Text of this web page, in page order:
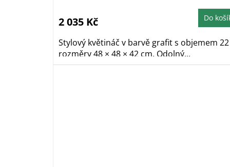
2 035 Kč Do
Stylový květináč v barvě grafit s objemem
rozměry 48 × 48 × 42 cm. Odolný...